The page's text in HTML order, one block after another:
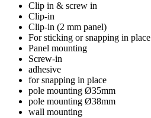
Clip in & screw in
Clip-in
Clip-in (2 mm panel)
For sticking or snapping in place
Panel mounting
Screw-in
adhesive
for snapping in place
pole mounting Ø35mm
pole mounting Ø38mm
wall mounting